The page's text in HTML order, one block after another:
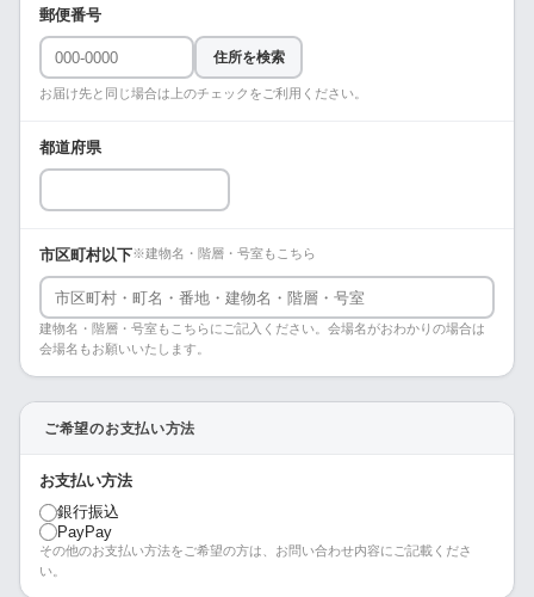
郵便番号
住所を検索
お届け先と同じ場合は上のチェックをご利用ください。
都道府県
市区町村以下※建物名・階層・号室もこちら
建物名・階層・号室もこちらにご記入ください。会場名がおわかりの場合は
会場名もお願いいたします。
ご希望のお支払い方法
お支払い方法
銀行振込
PayPay
その他のお支払い方法をご希望の方は、お問い合わせ内容にご記載くださ
い。